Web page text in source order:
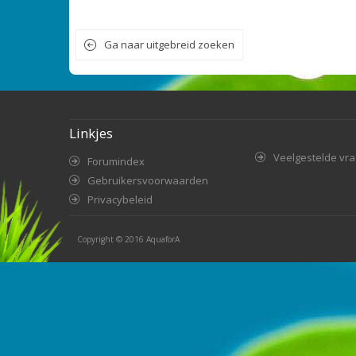
Ga naar uitgebreid zoeken
Linkjes
Forumindex
Gebruikersvoorwaarden
Privacybeleid
Veelgestelde
Copyright © 2016 AquaforA